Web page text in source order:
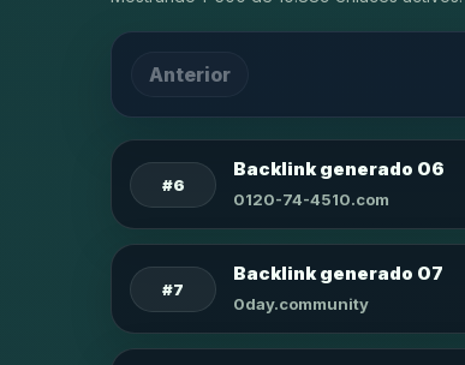
Anterior
#6
Backlink generado 06
0120-74-4510.com
#7
Backlink generado 07
0day.community